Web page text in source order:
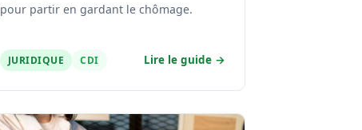
pour partir en gardant le chômage.
JURIDIQUE CDI Lire le guide →